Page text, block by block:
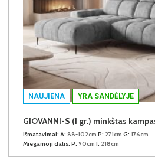
NAUJIENA YRA SANDĖLYJE
Išmatavimai: A: 88-102cm P: 271cm G: 176cm
Miegamoji dalis: P: 90cm I: 218cm